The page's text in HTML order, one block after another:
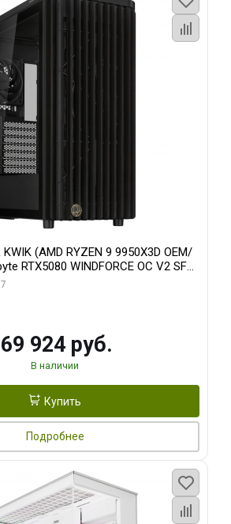
(AMD RYZEN 9 9950X3D OEM/
RTX5080 WINDFORCE OC V2 SFF
960 ГБ SSD)
924 руб.
В наличии
Купить
Подробнее